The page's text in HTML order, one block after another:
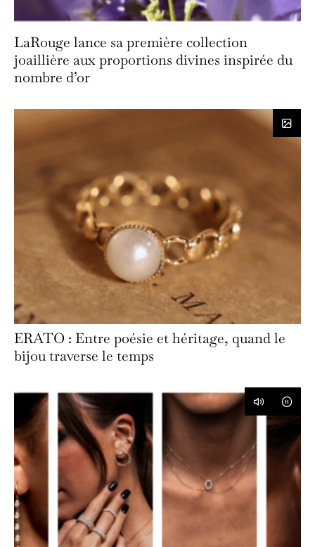
LaRouge lance sa première collection
joaillière aux proportions divines inspirée du
nombre d’or
ERATO : Entre poésie et héritage, quand le
bijou traverse le temps